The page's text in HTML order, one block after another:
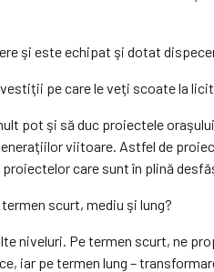
şi este echipat şi dotat
pe care le veţi scoate la
pot şi să duc proiectele
viitoare. Astfel de
care sunt în plină
scurt, mediu şi lung?
niveluri. Pe termen scurt, ne
iar pe termen lung –